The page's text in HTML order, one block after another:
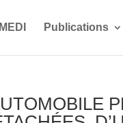
Publications